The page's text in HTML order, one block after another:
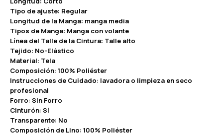
Tipo de ajuste: Regular
Longitud de la Manga: manga media
Tipos de Manga: Manga con volante
Línea del Talle de la Cintura: Talle alto
Tejido: No-Elástico
Material: Tela
Composición: 100% Poliéster
Instrucciones de Cuidado: lavadora o limpieza en seco
profesional
Forro: Sin Forro
Cinturón: Sí
Transparente: No
Composición de Lino: 100% Poliéster